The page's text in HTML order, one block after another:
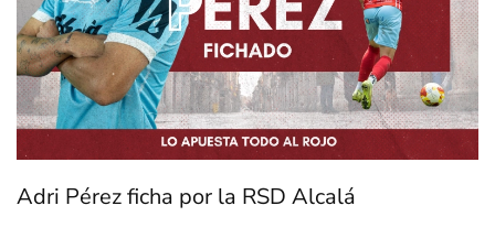
Adri Pérez ficha por la RSD Alcalá